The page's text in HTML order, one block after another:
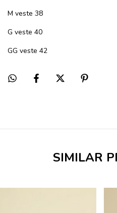
M veste 38
G veste 40
GG veste 42
SIMILAR